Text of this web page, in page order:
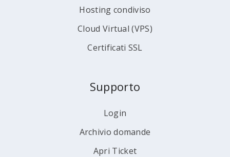
Hosting condiviso
Cloud Virtual (VPS)
Certificati SSL
Supporto
Login
Archivio domande
Apri Ticket